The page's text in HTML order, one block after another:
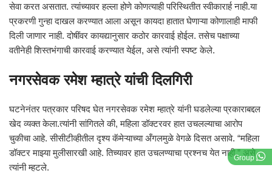
Group
सेवा करत असतात. त्यांच्यावर हल्ला होणे कोणत्याही परिस्थितीत स्वीकारार्ह नाही.या
प्रकरणी गुन्हा दाखल करण्यात आला असून कायदा हातात घेणाऱ्या कोणालाही माफी
दिली जाणार नाही. दोषींवर कायद्यानुसार कठोर कारवाई होईल. तसेच पक्षाच्या
वतीनेही शिस्तभंगाची कारवाई करण्यात येईल, असे त्यांनी स्पष्ट केले.
नगरसेवक रमेश म्हात्रे यांची दिलगिरी
घटनेनंतर पत्रकार परिषद घेत नगरसेवक रमेश म्हात्रे यांनी घडलेल्या प्रकाराबद्दल
खेद व्यक्त केला.त्यांनी सांगितले की, महिला डॉक्टरवर हात उचलल्याचा आरोप
चुकीचा आहे. सीसीटीव्हीतील दृश्य कॅमेऱ्याच्या अँगलमुळे वेगळे दिसत असावे. “महिला
डॉक्टर माझ्या मुलीसारखी आहे. तिच्यावर हात उचलण्याचा प्रश्नच येत नाही,” असे
त्यांनी म्हटले.